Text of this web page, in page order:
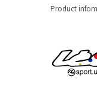
Product